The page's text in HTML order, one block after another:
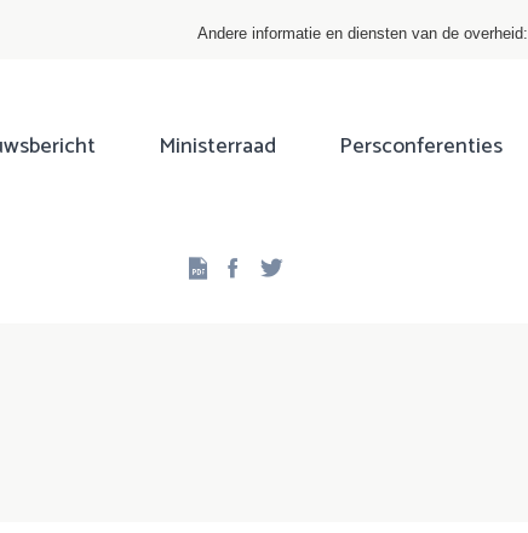
Andere informatie en diensten van de overheid:
Ministerraad Persconferenties
Facebook